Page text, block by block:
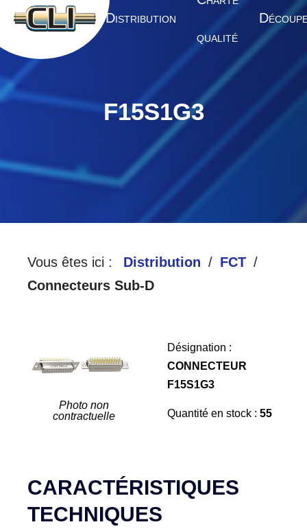
A CCUEIL DISTRIBUTION
QUALITÉ
D
F15S1G3
Vous êtes ici : Distribution
FCT
Connecteurs Sub-D
Photo non
contractuelle
Désignation :
CONNECTEUR
F15S1G3
Quantité en stock : 55
CARACTÉRISTIQUES
TECHNIQUES